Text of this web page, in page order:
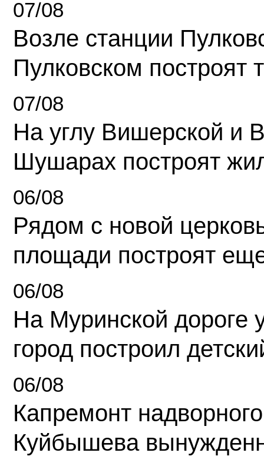
07/08
Возле станции
Пулковском построят
07/08
На углу Вишерской и
Шушарах построят
06/08
Рядом с новой
площади построят
06/08
На Муринской дороге
город построил
06/08
Капремонт
Куйбышева